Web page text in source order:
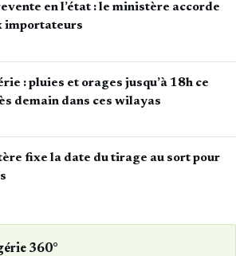
en l’état : le ministère accorde
importateurs
: pluies et orages jusqu’à 18h ce
demain dans ces wilayas
fixe la date du tirage au sort pour
360°